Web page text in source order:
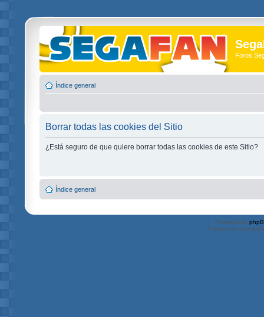
Foros
Índice general
Borrar todas las cookies del Sitio
¿Está seguro de que quiere borrar todas las cookies de este Sitio?
Índice general
Powered by
Traducción al